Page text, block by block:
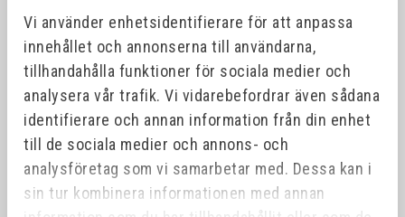
Vi använder enhetsidentifierare för att anpassa
innehållet och annonserna till användarna,
tillhandahålla funktioner för sociala medier och
analysera vår trafik. Vi vidarebefordrar även sådana
identifierare och annan information från din enhet
till de sociala medier och annons- och
analysföretag som vi samarbetar med. Dessa kan i
sin tur kombinera informationen med annan
EUROBOOR SKÄROLJA
VATTENLÖSLIG 5L
Art.nr:MV.4050
1 416,00 kr
MORSEKONA 3/2
142,00 kr